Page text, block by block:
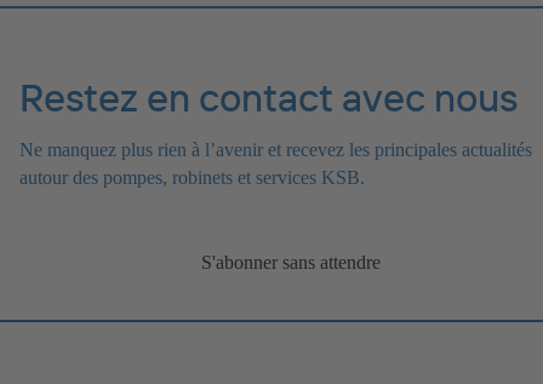
Restez en contact avec nous
Ne manquez plus rien à l’avenir et recevez les principales actualités
autour des pompes, robinets et services KSB.
S'abonner sans attendre